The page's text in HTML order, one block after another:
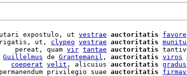
expostulo, ut
vestrae auctoritatis favore
ut,
clypeo vestrae auctoritatis
pereat, quam vir tantae auctoritatis
Guillelmus de Grantemanil , auctoritatis viros
coeperat velit , alicuius auctoritatis gradus
privilegio suae auctoritatis